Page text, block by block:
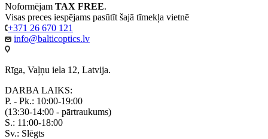
Noformējam TAX FREE.
Visas preces iespējams pasūtīt šajā tīmekļa vietnē
+371 26 670 121
info@balticoptics.lv
Rīga, Vaļņu iela 12, Latvija.
DARBA LAIKS:
P. - Pk.: 10:00-19:00
(13:30-14:00 - pārtraukums)
S.: 11:00-18:00
Sv.: Slēgts